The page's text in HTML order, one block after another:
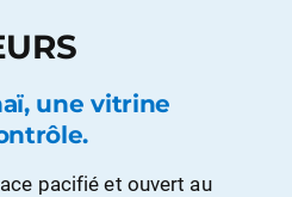
une vitrine
pacifié et ouvert au